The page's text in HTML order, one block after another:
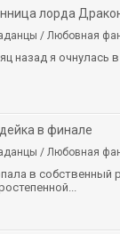
лорда
/ Любовная
назад я очнулась
в финале
/ Любовная
в собственный